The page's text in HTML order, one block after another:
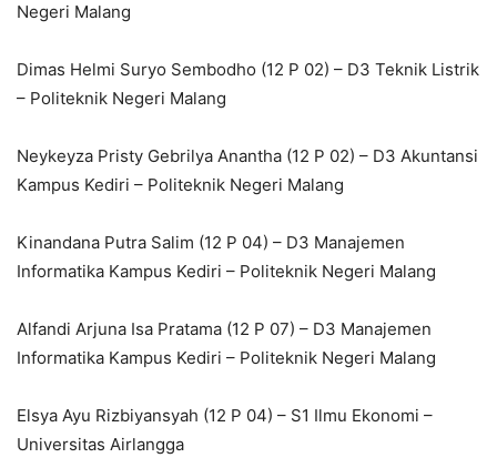
Negeri Malang
Dimas Helmi Suryo Sembodho (12 P 02) – D3 Teknik Listrik
– Politeknik Negeri Malang
Neykeyza Pristy Gebrilya Anantha (12 P 02) – D3 Akuntansi
Kampus Kediri – Politeknik Negeri Malang
Kinandana Putra Salim (12 P 04) – D3 Manajemen
Informatika Kampus Kediri – Politeknik Negeri Malang
Alfandi Arjuna Isa Pratama (12 P 07) – D3 Manajemen
Informatika Kampus Kediri – Politeknik Negeri Malang
Elsya Ayu Rizbiyansyah (12 P 04) – S1 Ilmu Ekonomi –
Universitas Airlangga